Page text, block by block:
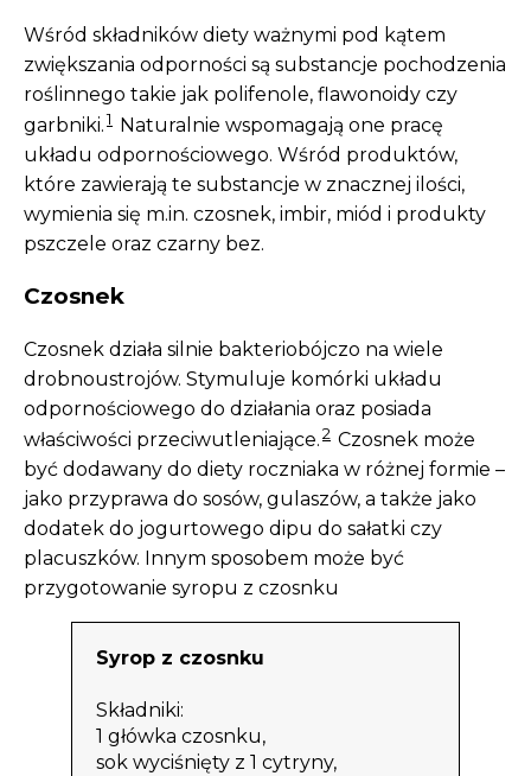
Wśród składników diety ważnymi pod kątem
zwiększania odporności są substancje pochodzenia
roślinnego takie jak polifenole, flawonoidy czy
garbniki.1
Naturalnie wspomagają one pracę
układu odpornościowego. Wśród produktów,
które zawierają te substancje w znacznej ilości,
wymienia się m.in. czosnek, imbir, miód i produkty
pszczele oraz czarny bez.
Czosnek
Czosnek działa silnie bakteriobójczo na wiele
drobnoustrojów. Stymuluje komórki układu
odpornościowego do działania oraz posiada
właściwości przeciwutleniające.2 Czosnek może
być dodawany do diety roczniaka w różnej formie –
jako przyprawa do sosów, gulaszów, a także jako
dodatek do jogurtowego dipu do sałatki czy
placuszków. Innym sposobem może być
przygotowanie syropu z czosnku
Syrop z czosnku
Składniki:
1 główka czosnku,
sok wyciśnięty z 1 cytryny,